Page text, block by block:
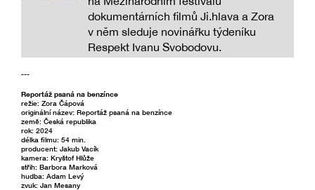
dokumentárních filmů Ji.hlava a Zora
v něm sleduje novinářku týdeníku
Respekt Ivanu Svobodovu.
---
Reportáž psaná na benzínce
režie: Zora Čápová
originální název: Reportáž psaná na benzínce
země: Česká republika
rok: 2024
délka filmu: 54 min.
producent: Jakub Vacík
kamera: Kryštof Hlůže
střih: Barbora Marková
hudba: Adam Levý
zvuk: Jan Mesany